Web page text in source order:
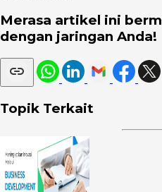
Merasa artikel ini
dengan jaringan Anda!
Topik Terkait